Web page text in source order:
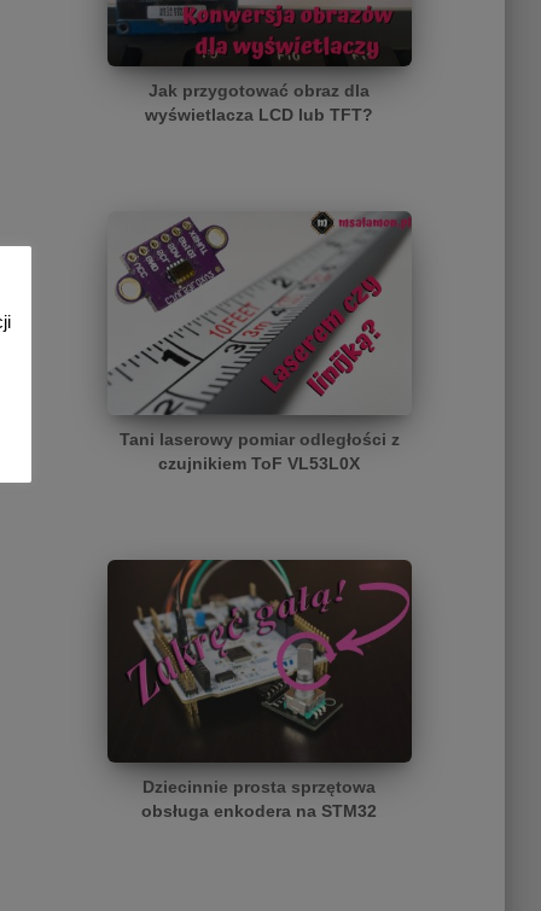
Jak przygotować obraz dla
wyświetlacza LCD lub TFT?
Tani laserowy pomiar odległości z
czujnikiem ToF VL53L0X
Dziecinnie prosta sprzętowa
obsługa enkodera na STM32